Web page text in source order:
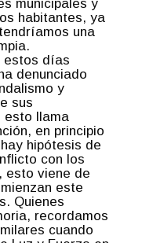
municipales y
habitantes, ya
una
estos días
denunciado
y
sus
esto llama
en principio
hipótesis de
con los
esto viene de
este
Quienes
recordamos
cuando